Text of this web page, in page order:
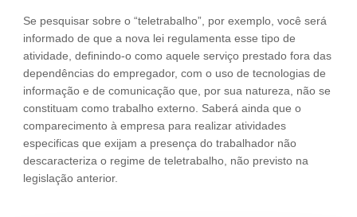
Se pesquisar sobre o “teletrabalho”, por exemplo, você será
informado de que a nova lei regulamenta esse tipo de
atividade, definindo-o como aquele serviço prestado fora das
dependências do empregador, com o uso de tecnologias de
informação e de comunicação que, por sua natureza, não se
constituam como trabalho externo. Saberá ainda que o
comparecimento à empresa para realizar atividades
especificas que exijam a presença do trabalhador não
descaracteriza o regime de teletrabalho, não previsto na
legislação anterior.